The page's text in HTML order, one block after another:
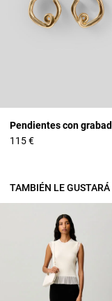
115 €
TAMBIÉN LE GUSTARÁ